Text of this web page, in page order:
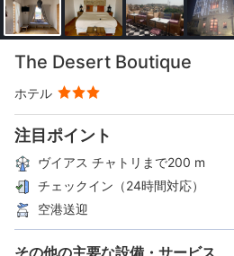
The Desert Boutique
ホテル
注目ポイント
ヴイアス チャトリまで200 m
チェックイン（24時間対応）
空港送迎
その他の主要な設備・サービス